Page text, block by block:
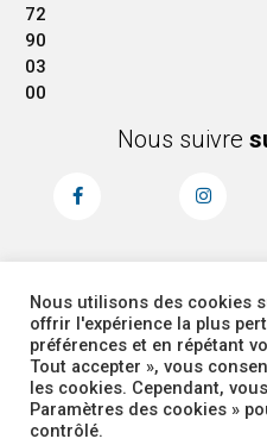
72
90
03
00
Nous suivre
MENTIONS LÉGALES
PLAN DU SITE
COOKIES
Nous utilisons des cookies
offrir l'expérience la plus
préférences et en répétant
Tout accepter », vous
les cookies. Cependant,
Paramètres des cookies »
contrôlé.